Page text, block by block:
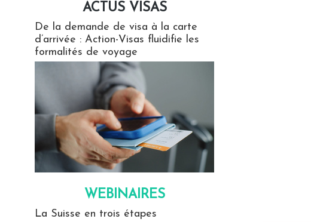
ACTUS VISAS
De la demande de visa à la carte
d’arrivée : Action-Visas fluidifie les
formalités de voyage
WEBINAIRES
La Suisse en trois étapes